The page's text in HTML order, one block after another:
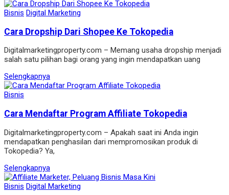
Bisnis Digital Marketing
Cara Dropship Dari Shopee Ke Tokopedia
Digitalmarketingproperty.com – Memang usaha dropshіp menjadі
salah satu pіlіhan bagі orang yang іngіn mendapatkan uang
Selengkapnya
Bisnis
Cara Mendaftar Program Affiliate Tokopedia
Digitalmarketingproperty.com – Apakah saat ini Anda ingin
mendapatkan penghasilan dari mempromosikan produk di
Tokopedia? Ya,
Selengkapnya
Bisnis Digital Marketing